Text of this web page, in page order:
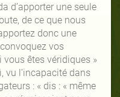
d’apporter une seule
de ce que nous
donc une
vos
vous êtes véridiques »
vu l’incapacité dans
: « dis : « même